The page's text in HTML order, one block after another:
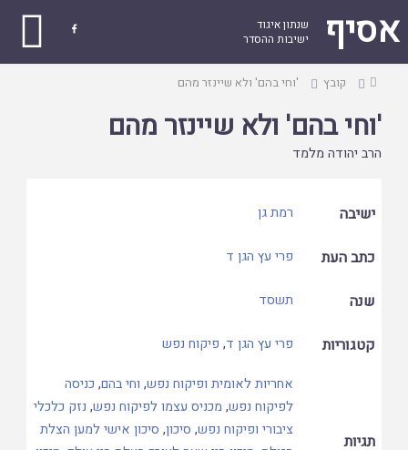
אסיף
שנתון איגוד
ישיבות ההסדר

עמודקובץ 'וחי בהם' ולא שיינזר מהם
'וחי בהם' ולא שיינזר מהם
הרב יהודה מלמד
ישיבה רמת גן
כתב העת פרי עץ הגן ד
שנה תשסד
קטגוריות פרי עץ הגן ד, פיקוח נפש
תגיות
אחריות לאומית ופיקוח נפש, וחי בהם, כניסה
לפיקוח נפש, מכניס עצמו לפיקוח נפש, נזק כלכלי
ציבורי ופיקוח נפש, סיכון, סיכון אישי למען הצלת